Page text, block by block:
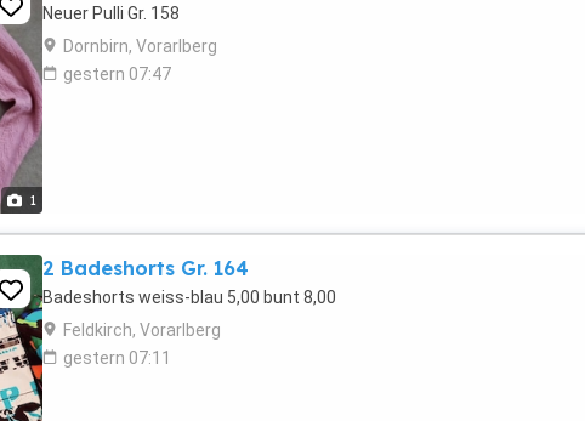
1
Neuer Pulli Gr. 158
Dornbirn, Vorarlberg
gestern 07:47
2 Badeshorts Gr. 164
Badeshorts weiss-blau 5,00 bunt 8,00
Feldkirch, Vorarlberg
gestern 07:11